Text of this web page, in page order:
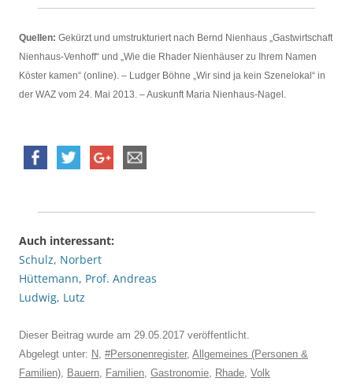
Quellen: Gekürzt und umstrukturiert nach Bernd Nienhaus „Gastwirtschaft
Nienhaus-Venhoff“ und „Wie die Rhader Nienhäuser zu Ihrem Namen
Köster kamen“ (online). – Ludger Böhne „Wir sind ja kein Szenelokal“ in
der WAZ vom 24. Mai 2013. – Auskunft Maria Nienhaus-Nagel.
Auch interessant:
Schulz, Norbert
Hüttemann, Prof. Andreas
Ludwig, Lutz
Dieser Beitrag wurde am 29.05.2017 veröffentlicht.
Abgelegt unter: N #Personenregister, Allgemeines (Personen &
Familien) Bauern Familien Gastronomie Rhade Volk